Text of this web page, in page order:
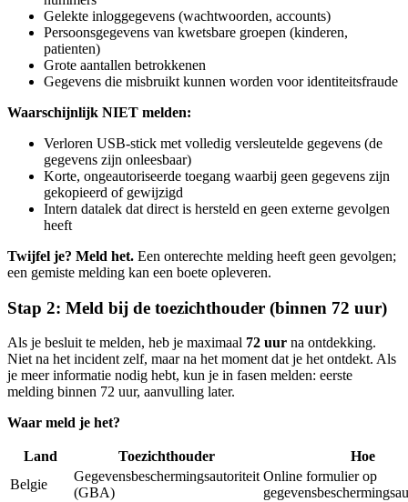
Gelekte inloggegevens (wachtwoorden, accounts)
Persoonsgegevens van kwetsbare groepen (kinderen,
patienten)
Grote aantallen betrokkenen
Gegevens die misbruikt kunnen worden voor identiteitsfraude
Waarschijnlijk NIET melden:
Verloren USB-stick met volledig versleutelde gegevens (de
gegevens zijn onleesbaar)
Korte, ongeautoriseerde toegang waarbij geen gegevens zijn
gekopieerd of gewijzigd
Intern datalek dat direct is hersteld en geen externe gevolgen
heeft
Twijfel je? Meld het. Een onterechte melding heeft geen gevolgen;
een gemiste melding kan een boete opleveren.
Stap 2: Meld bij de toezichthouder (binnen 72 uur)
Als je besluit te melden, heb je maximaal 72 uur na ontdekking.
Niet na het incident zelf, maar na het moment dat je het ontdekt. Als
je meer informatie nodig hebt, kun je in fasen melden: eerste
melding binnen 72 uur, aanvulling later.
Waar meld je het?
Land Toezichthouder
Hoe
Belgie
Gegevensbeschermingsautoriteit
(GBA)
Online formulier op